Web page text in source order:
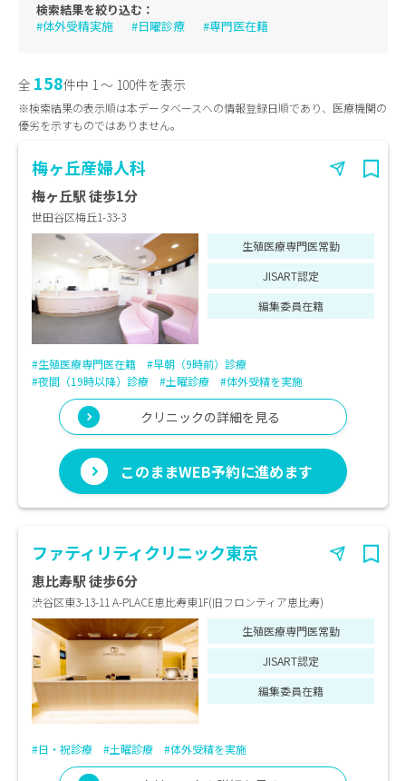
検索結果を絞り込む：
#体外受精実施
#日曜診療 #専門医在籍
全 158件中 1 〜 100件を表示
※検索結果の表示順は本データベースへの情報登録日順であり、医療機関の
優劣を示すものではありません。
梅ヶ丘産婦人科
梅ヶ丘駅 徒歩1分
世田谷区梅丘1-33-3
生殖医療専門医常勤
JISART認定
編集委員在籍
#生殖医療専門医在籍
#早朝（9時前）診療
#夜間（19時以降）診療
#土曜診療 #体外受精を実施
クリニックの詳細を見る
このままWEB予約に進めます
ファティリティクリニック東京
恵比寿駅 徒歩6分
渋谷区東3-13-11 A-PLACE恵比寿東1F(旧フロンティア恵比寿)
生殖医療専門医常勤
JISART認定
編集委員在籍
#日・祝診療 #土曜診療 #体外受精を実施